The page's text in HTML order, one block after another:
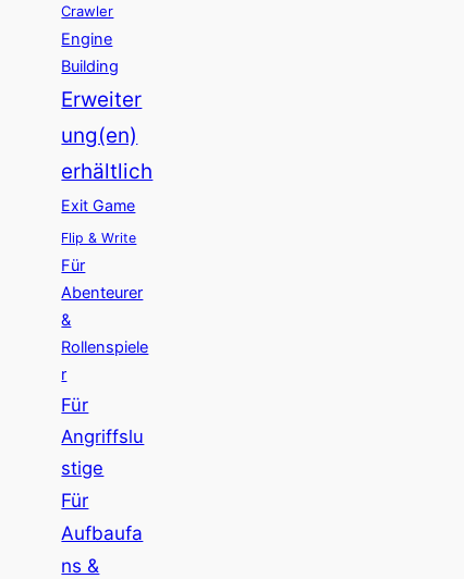
Crawler
Engine
Building
Erweiter
ung(en)
erhältlich
Exit Game
Flip & Write
Für
Abenteurer
&
Rollenspiele
r
Für
Angriffslu
stige
Für
Aufbaufa
ns &